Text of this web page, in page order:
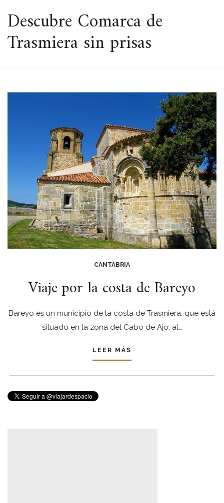
ESPACIO
Descubre Comarca de
Trasmiera sin prisas
CANTABRIA
Viaje por la costa de Bareyo
Bareyo es un municipio de la costa de Trasmiera, que está
situado en la zona del Cabo de Ajo, al…
LEER MÁS